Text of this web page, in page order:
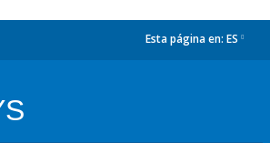
Esta página en: ES